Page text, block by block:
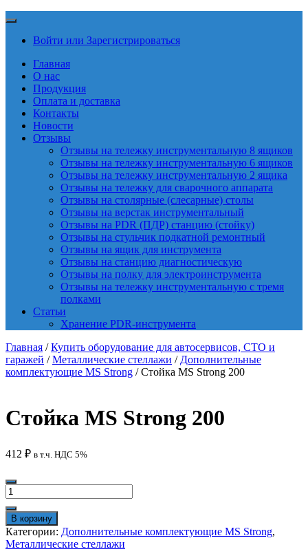
Войти или Зарегистрироваться
Главная
О нас
Продукция
Оплата и доставка
Контакты
Новости
Отзывы
Отзывы на тележку инструментальную 8 ящиков
Отзывы на тележку инструментальную 6 ящиков
Отзывы на тележку инструментальную 2 ящика
Отзывы на тележку для сварочного аппарата
Отзывы на столярные (слесарные) столы
Отзывы на верстак инструментальный
Отзывы на PDR (ПДР) станцию (стойку)
Отзывы на стульчик подкатной ремонтный
Отзывы на ящик для инструмента
Отзывы на станцию диагностическую
Отзывы на полку для электроинструмента
Отзывы на тележку инструментальную с тремя
полками
Статьи
Хранение PDR-инструмента
Главная /Купить оборудование для автосервисов, СТО и
гаражей /Металлические стеллажи / Дополнительные
комплектующие MS Strong / Стойка MS Strong 200
Стойка MS Strong 200
412 ₽ в т.ч. НДС 5%
Количество
товара
Стойка
MS
Strong
200
В корзину
Категории: Дополнительные комплектующие MS Strong,
Металлические стеллажи